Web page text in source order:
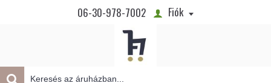
06-30-978-7002 Fiók